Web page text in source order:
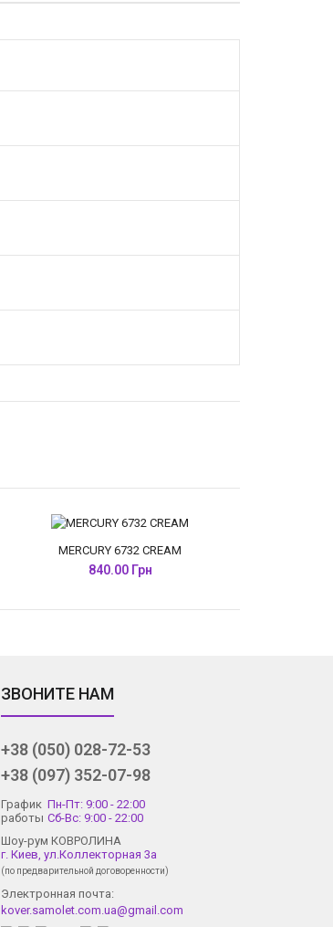
MERCURY 6732 CREAM
840.00 Грн
ЗВОНИТЕ НАМ
+38 (050) 028-72-53
+38 (097) 352-07-98
График
работы
Пн-Пт: 9:00 - 22:00
Сб-Вс: 9:00 - 22:00
Шоу-рум КОВРОЛИНА
г. Киев, ул.Коллекторная 3а
(по предварительной договоренности)
Электронная почта:
kover.samolet.com.ua@gmail.com